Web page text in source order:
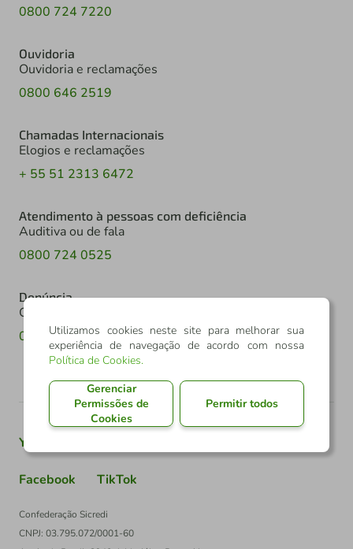
0800 724 7220
Ouvidoria
Ouvidoria e reclamações
0800 646 2519
Chamadas Internacionais
Elogios e reclamações
+ 55 51 2313 6472
Atendimento à pessoas com deficiência
Auditiva ou de fala
0800 724 0525
Denúncia
Canal de denúncia
0800 602 6918
Youtube
Facebook TikTok
Confederação Sicredi
CNPJ: 03.795.072/0001-60
Utilizamos cookies neste site para melhorar sua
experiência de navegação de acordo com nossa
Política de Cookies.
Gerenciar
Permissões de
Cookies
Permitir todos